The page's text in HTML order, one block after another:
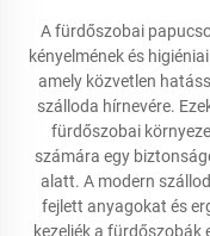
A fürdőszobai
kényelmének és
amely közvetlen
szálloda hírnevére.
fürdőszobai
számára egy
alatt. A modern
fejlett anyagokat és
kezeljék a fürdőszobák